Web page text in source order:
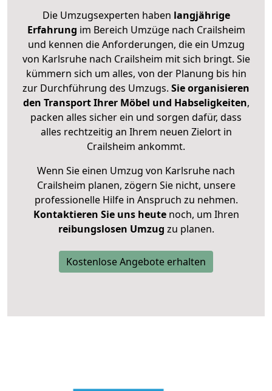
Die Umzugsexperten haben langjährige
Erfahrung im Bereich Umzüge nach Crailsheim
und kennen die Anforderungen, die ein Umzug
von Karlsruhe nach Crailsheim mit sich bringt. Sie
kümmern sich um alles, von der Planung bis hin
zur Durchführung des Umzugs. Sie organisieren
den Transport Ihrer Möbel und Habseligkeiten,
packen alles sicher ein und sorgen dafür, dass
alles rechtzeitig an Ihrem neuen Zielort in
Crailsheim ankommt.
Wenn Sie einen Umzug von Karlsruhe nach
Crailsheim planen, zögern Sie nicht, unsere
professionelle Hilfe in Anspruch zu nehmen.
Kontaktieren Sie uns heutenoch, um Ihren
reibungslosen Umzug zu planen.
Kostenlose Angebote erhalten